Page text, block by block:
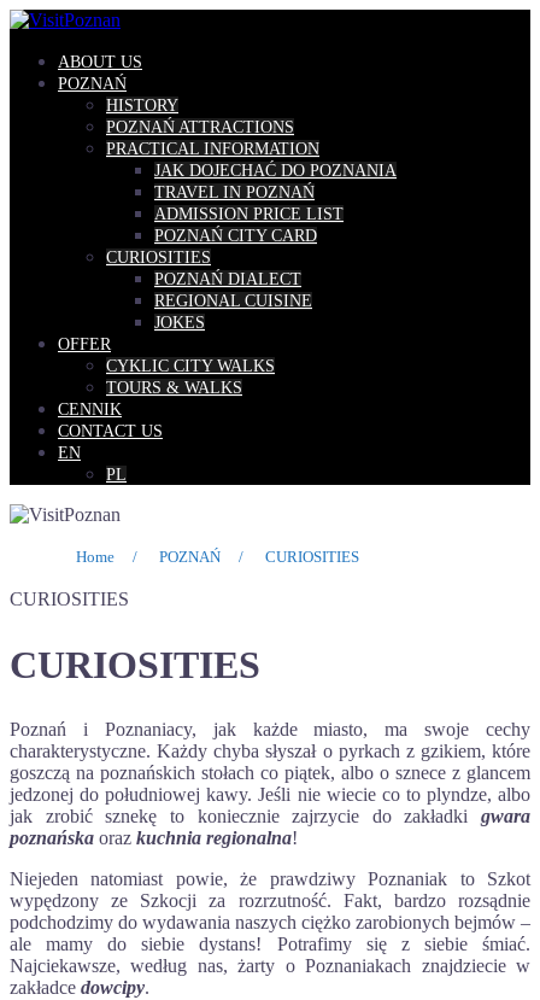
Skip
contentABOUT US
POZNAŃ
HISTORY
POZNAŃ ATTRACTIONS
PRACTICAL INFORMATION
JAK DOJECHAĆ DO POZNANIA
TRAVEL IN POZNAŃ
ADMISSION PRICE LIST
POZNAŃ CITY CARD
CURIOSITIES
POZNAŃ DIALECT
REGIONAL CUISINE
JOKES
OFFER
CYKLIC CITY WALKS
TOURS & WALKS
CENNIK
CONTACT US
EN
PL
Home / POZNAŃ / CURIOSITIES
CURIOSITIES
CURIOSITIES
Poznań i Poznaniacy, jak każde miasto, ma swoje cechy
charakterystyczne. Każdy chyba słyszał o pyrkach z gzikiem, które
goszczą na poznańskich stołach co piątek, albo o sznece z glancem
jedzonej do południowej kawy. Jeśli nie wiecie co to plyndze, albo
jak zrobić sznekę to koniecznie zajrzycie do zakładki gwara
poznańska oraz kuchnia regionalna!
Niejeden natomiast powie, że prawdziwy Poznaniak to Szkot
wypędzony ze Szkocji za rozrzutność. Fakt, bardzo rozsądnie
podchodzimy do wydawania naszych ciężko zarobionych bejmów –
ale mamy do siebie dystans! Potrafimy się z siebie śmiać.
Najciekawsze, według nas, żarty o Poznaniakach znajdziecie w
zakładce dowcipy.